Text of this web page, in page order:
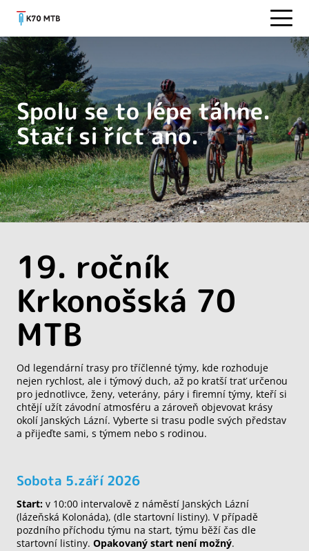
Spolu se to lépe táhne.
Stačí si říct ano.
19. ročník
Krkonošská 70
MTB
Od legendární trasy pro tříčlenné týmy, kde rozhoduje
nejen rychlost, ale i týmový duch, až po kratší trať určenou
pro jednotlivce, ženy, veterány, páry i firemní týmy, kteří si
chtějí užít závodní atmosféru a zároveň objevovat krásy
okolí Janských Lázní. Vyberte si trasu podle svých představ
a přijeďte sami, s týmem nebo s rodinou.
Sobota 5.září 2026
Start: v 10:00 intervalově z náměstí Janských Lázní
(lázeňská Kolonáda), (dle startovní listiny). V případě
pozdního příchodu týmu na start, týmu běží čas dle
startovní listiny. Opakovaný start není možný.